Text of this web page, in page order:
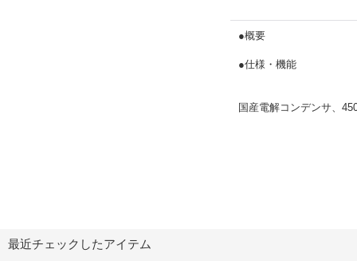
●概要
●仕様・機能
国産電解コンデンサ、
最近チェックしたアイテム